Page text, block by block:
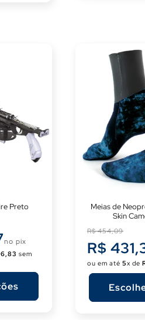
Preto
no pix
sem
Meias de
Skin
Preço
normal
R$ 454,09
R$
ou em até 5x de